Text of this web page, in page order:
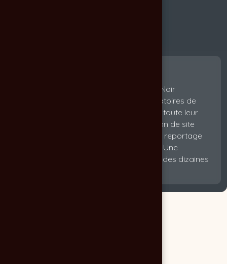
Depuis 2003, Chocolat Noir
accompagne les laboratoires de
prothèse dentaire dans toute leur
communication : création de site
internet, identité visuelle, reportage
photo et supports print. Une
expertise reconnue par des dizaines